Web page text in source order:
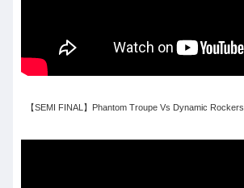
【SEMI FINAL】Phantom Troupe Vs Dynamic Rockers